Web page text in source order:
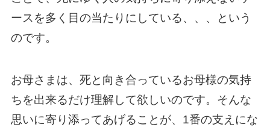
ースを多く目の当たりにしている、、、という
のです。
お母さまは、死と向き合っているお母様の気持
ちを出来るだけ理解して欲しいのです。そんな
思いに寄り添ってあげることが、1番の支えにな